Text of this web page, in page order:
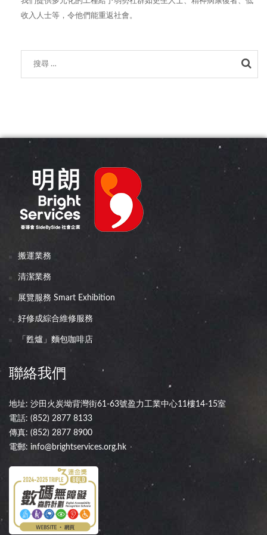
收入人士等，令他們能重返社會。
搬運業務
清潔業務
展覽服務 Smart Exhibition
好修成綜合維修服務
「甦爐」麵包咖啡店
聯絡我們
地址: 沙田火炭坳背灣街61-63號盈力工業中心11樓14-15室
電話: (852) 2877 8133
傳真: (852) 2877 8900
電郵: info@brightservices.org.hk